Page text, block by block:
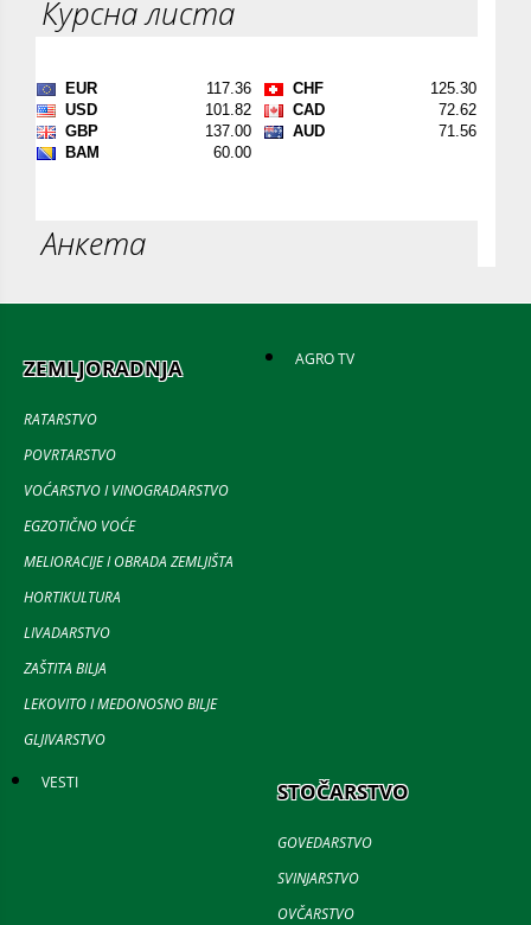
Курсна листа
Анкета
ZEMLJORADNJA
RATARSTVO
POVRTARSTVO
VOĆARSTVO I VINOGRADARSTVO
EGZOTIČNO VOĆE
MELIORACIJE I OBRADA ZEMLJIŠTA
HORTIKULTURA
LIVADARSTVO
ZAŠTITA BILJA
LEKOVITO I MEDONOSNO BILJE
GLJIVARSTVO
AGRO TV
VESTI STOČARSTVO
GOVEDARSTVO
SVINJARSTVO
OVČARSTVO